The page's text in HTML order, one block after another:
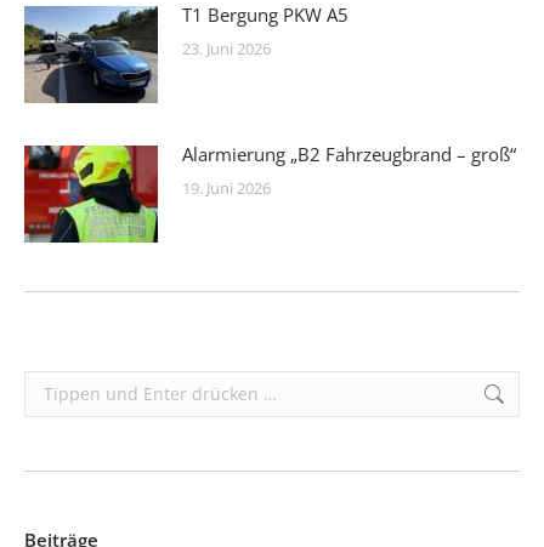
T1 Bergung PKW A5
23. Juni 2026
Alarmierung „B2 Fahrzeugbrand – groß“
19. Juni 2026
Search:
Beiträge